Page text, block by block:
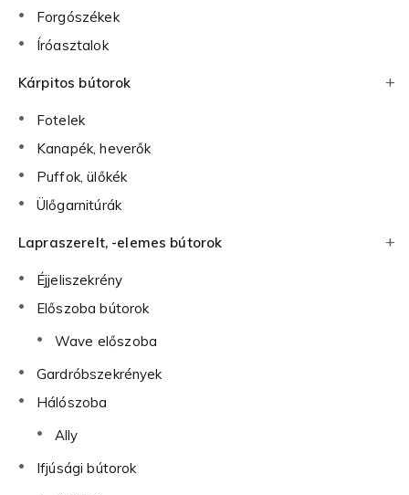
Forgószékek
Íróasztalok
Kárpitos bútorok
Fotelek
Kanapék, heverők
Puffok, ülőkék
Ülőgarnitúrák
Lapraszerelt, -elemes bútorok
Éjjeliszekrény
Előszoba bútorok
Wave előszoba
Gardróbszekrények
Hálószoba
Ally
Ifjúsági bútorok